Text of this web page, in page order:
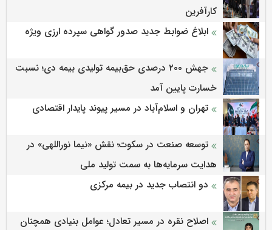
کارآفرین
ابلاغ ضوابط جدید صدور گواهی سپرده ارزی ویژه
جهش ۲۰۰ درصدی حق‌بیمه تولیدی بیمه دی؛ نسبت
خسارت پایین آمد
تهران و اسلام‌آباد در مسیر پیوند پایدار اقتصادی
توسعه صنعت در سکوت؛ نقش «نیما نوراللهی» در
هدایت سرمایه‌ها به سمت تولید ملی
دو انتصاب جدید در بیمه مرکزی
اصلاح نقره در مسیر تعادل؛ عوامل بنیادی همچنان